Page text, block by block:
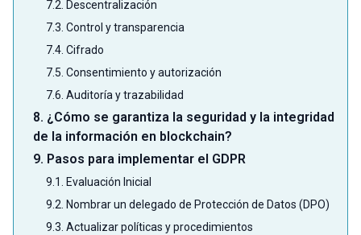
7.2. Descentralización
7.3. Control y transparencia
7.4. Cifrado
7.5. Consentimiento y autorización
7.6. Auditoría y trazabilidad
8. ¿Cómo se garantiza la seguridad y la integridad
de la información en blockchain?
9. Pasos para implementar el GDPR
9.1. Evaluación Inicial
9.2. Nombrar un delegado de Protección de Datos (DPO)
9.3. Actualizar políticas y procedimientos